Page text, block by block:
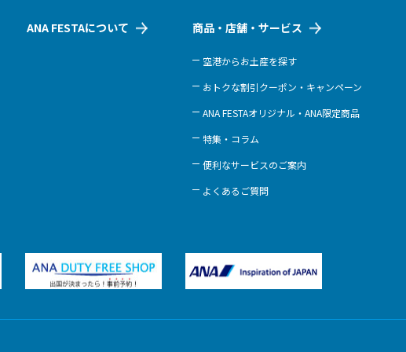
ANA FESTAについて 商品・店舗・サービス
空港からお土産を探す
おトクな割引クーポン・キャンペーン
ANA FESTAオリジナル・ANA限定商品
特集・コラム
便利なサービスのご案内
よくあるご質問